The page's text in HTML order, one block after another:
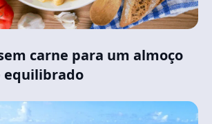
carne para um almoço
equilibrado